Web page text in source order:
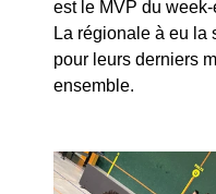
est le MVP du week-
La régionale à eu la
pour leurs derniers
ensemble.